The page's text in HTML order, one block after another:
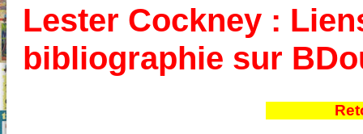
Lester Cockney :
bibliographie sur